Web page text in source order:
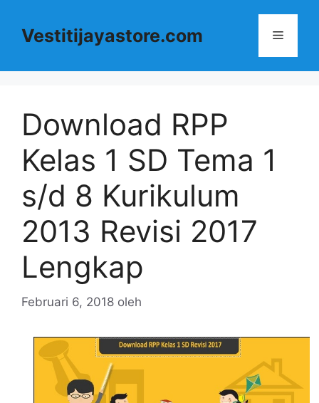
Vestitijayastore.com Menu
Download RPP
Kelas 1 SD Tema 1
s/d 8 Kurikulum
2013 Revisi 2017
Lengkap
Februari 6, 2018 oleh